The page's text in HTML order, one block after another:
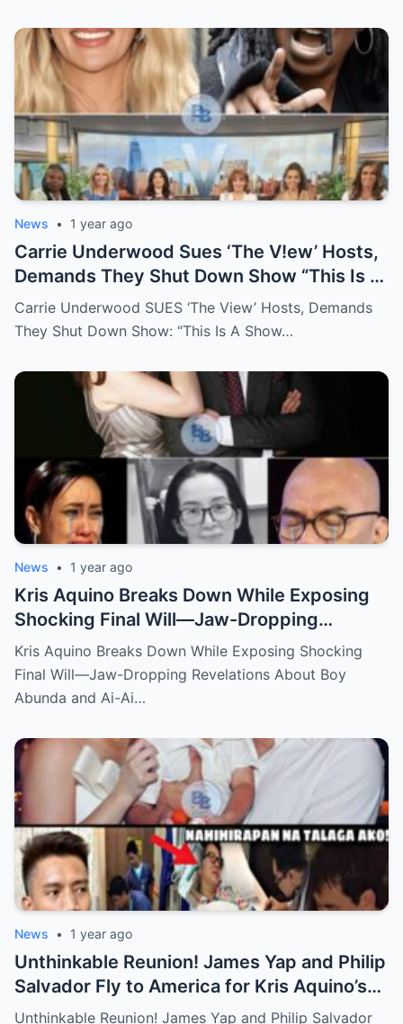
News • 1 year ago
Carrie Underwood Sues ‘The V!ew’ Hosts,
Demands They Shut Down Show “This Is A
Show That Lies To Its Viewers”
Carrie Underwood SUES ‘The View’ Hosts, Demands
They Shut Down Show: “This Is A Show…
News • 1 year ago
Kris Aquino Breaks Down While Exposing
Shocking Final Will—Jaw-Dropping
Revelations About Boy Abunda and Ai-Ai
Delas Alas Leave Fans Speechless!
Kris Aquino Breaks Down While Exposing Shocking
Final Will—Jaw-Dropping Revelations About Boy
Abunda and Ai-Ai…
News • 1 year ago
Unthinkable Reunion! James Yap and Philip
Salvador Fly to America for Kris Aquino’s
Heartbreaking Plea—Emotional Visit,
Unthinkable Reunion! James Yap and Philip Salvador